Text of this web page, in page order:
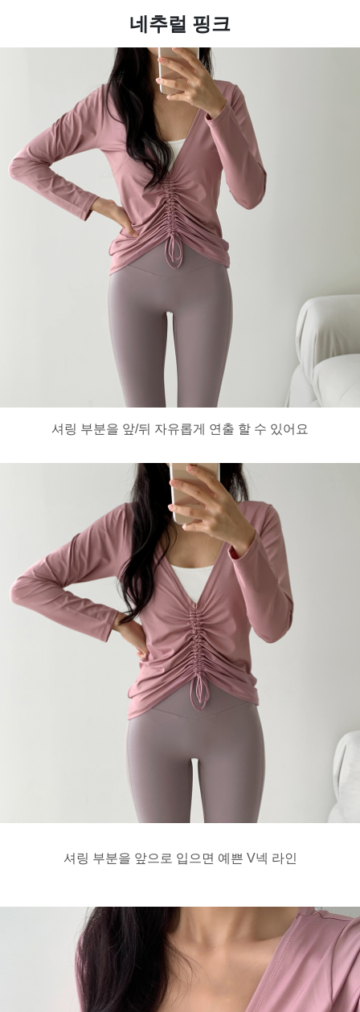
네추럴 핑크
셔링 부분을 앞/뒤 자유롭게 연출 할 수 있어요
셔링 부분을 앞으로 입으면 예쁜 V넥 라인